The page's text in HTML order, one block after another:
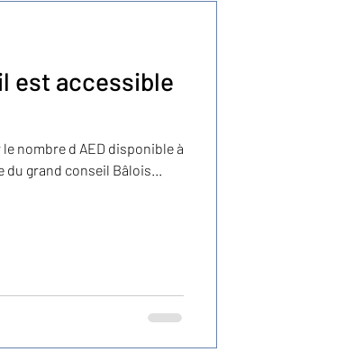
est accessible
nombre d AED disponible à
du grand conseil Bâlois...